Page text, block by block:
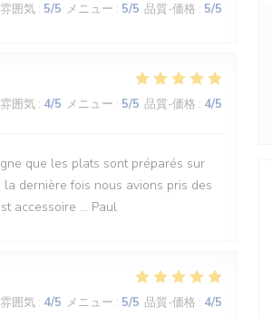
雰囲気 : 5/5 メニュー : 5/5 品質-価格 : 5/5
雰囲気 : 4/5 メニュー : 5/5 品質-価格 : 4/5
que les plats sont préparés sur
dernière fois nous avions pris des
accessoire ... Paul
雰囲気 : 4/5 メニュー : 5/5 品質-価格 : 4/5